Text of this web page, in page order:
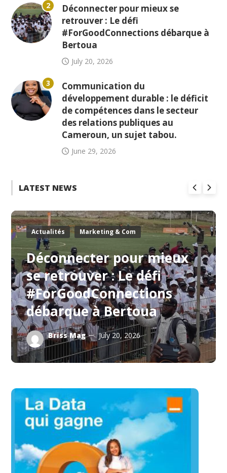
2
Déconnecter pour mieux se
retrouver : Le défi
#ForGoodConnections débarque à
Bertoua
July 20, 2026
3
Communication du
développement durable : le déficit
de compétences dans le secteur
des relations publiques au
Cameroun, un sujet tabou.
June 29, 2026
LATEST NEWS
Déconnecter pour mieux
se retrouver : Le défi
#ForGoodConnections
débarque à Bertoua
Briss Mag July 20, 2026
Actualités Marketing & Com